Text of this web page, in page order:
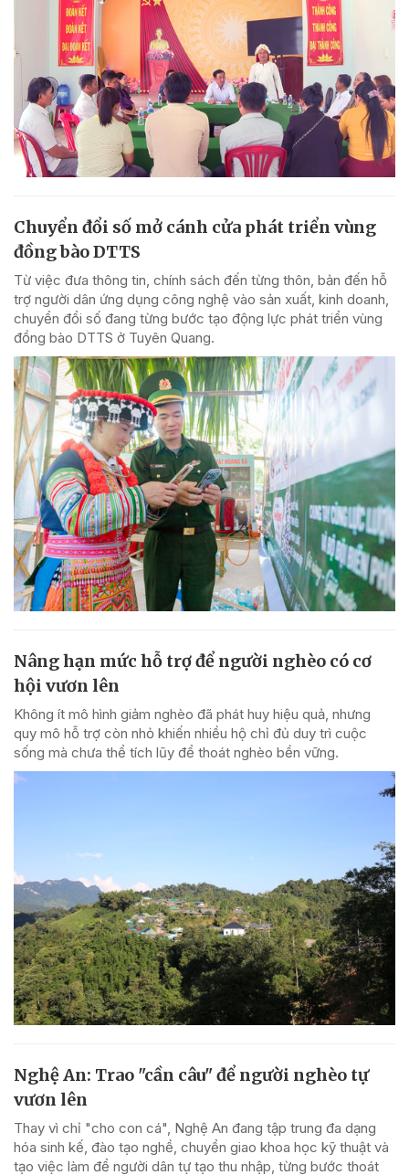
Chuyển đổi số mở cánh cửa phát triển vùng
đồng bào DTTS
Từ việc đưa thông tin, chính sách đến từng thôn, bản đến hỗ
trợ người dân ứng dụng công nghệ vào sản xuất, kinh doanh,
chuyển đổi số đang từng bước tạo động lực phát triển vùng
đồng bào DTTS ở Tuyên Quang.
Nâng hạn mức hỗ trợ để người nghèo có cơ
hội vươn lên
Không ít mô hình giảm nghèo đã phát huy hiệu quả, nhưng
quy mô hỗ trợ còn nhỏ khiến nhiều hộ chỉ đủ duy trì cuộc
sống mà chưa thể tích lũy để thoát nghèo bền vững.
Nghệ An: Trao "cần câu" để người nghèo tự
vươn lên
Thay vì chỉ "cho con cá", Nghệ An đang tập trung đa dạng
hóa sinh kế, đào tạo nghề, chuyển giao khoa học kỹ thuật và
tạo việc làm để người dân tự tạo thu nhập, từng bước thoát